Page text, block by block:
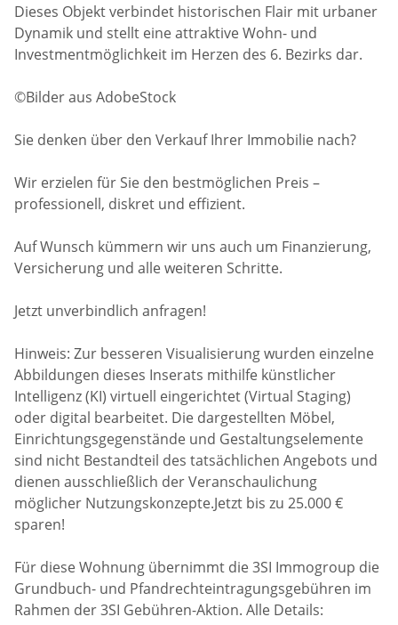
Dieses Objekt verbindet historischen Flair mit urbaner
Dynamik und stellt eine attraktive Wohn- und
Investmentmöglichkeit im Herzen des 6. Bezirks dar.
©Bilder aus AdobeStock
Sie denken über den Verkauf Ihrer Immobilie nach?
Wir erzielen für Sie den bestmöglichen Preis –
professionell, diskret und effizient.
Auf Wunsch kümmern wir uns auch um Finanzierung,
Versicherung und alle weiteren Schritte.
Jetzt unverbindlich anfragen!
Hinweis: Zur besseren Visualisierung wurden einzelne
Abbildungen dieses Inserats mithilfe künstlicher
Intelligenz (KI) virtuell eingerichtet (Virtual Staging)
oder digital bearbeitet. Die dargestellten Möbel,
Einrichtungsgegenstände und Gestaltungselemente
sind nicht Bestandteil des tatsächlichen Angebots und
dienen ausschließlich der Veranschaulichung
möglicher Nutzungskonzepte.Jetzt bis zu 25.000 €
sparen!
Für diese Wohnung übernimmt die 3SI Immogroup die
Grundbuch- und Pfandrechteintragungsgebühren im
Rahmen der 3SI Gebühren-Aktion. Alle Details: